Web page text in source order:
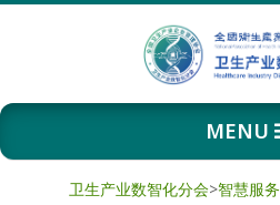
卫
生
Primary
Navigation
MENU
卫生产业数智化分会>智慧服务